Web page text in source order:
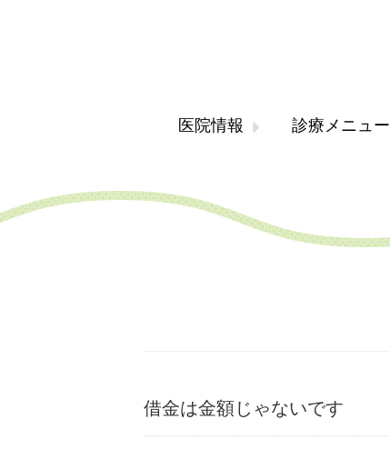
医院情報 診療メニュー
借金は金額じゃないです